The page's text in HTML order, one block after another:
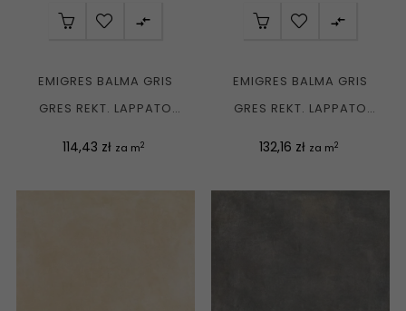

EMIGRES BALMA GRIS
GRES REKT. LAPPATO
Cena
114,43 zł za m2

EMIGRES BALMA GRIS
GRES REKT. LAPPATO
Cena
132,16 zł za m2